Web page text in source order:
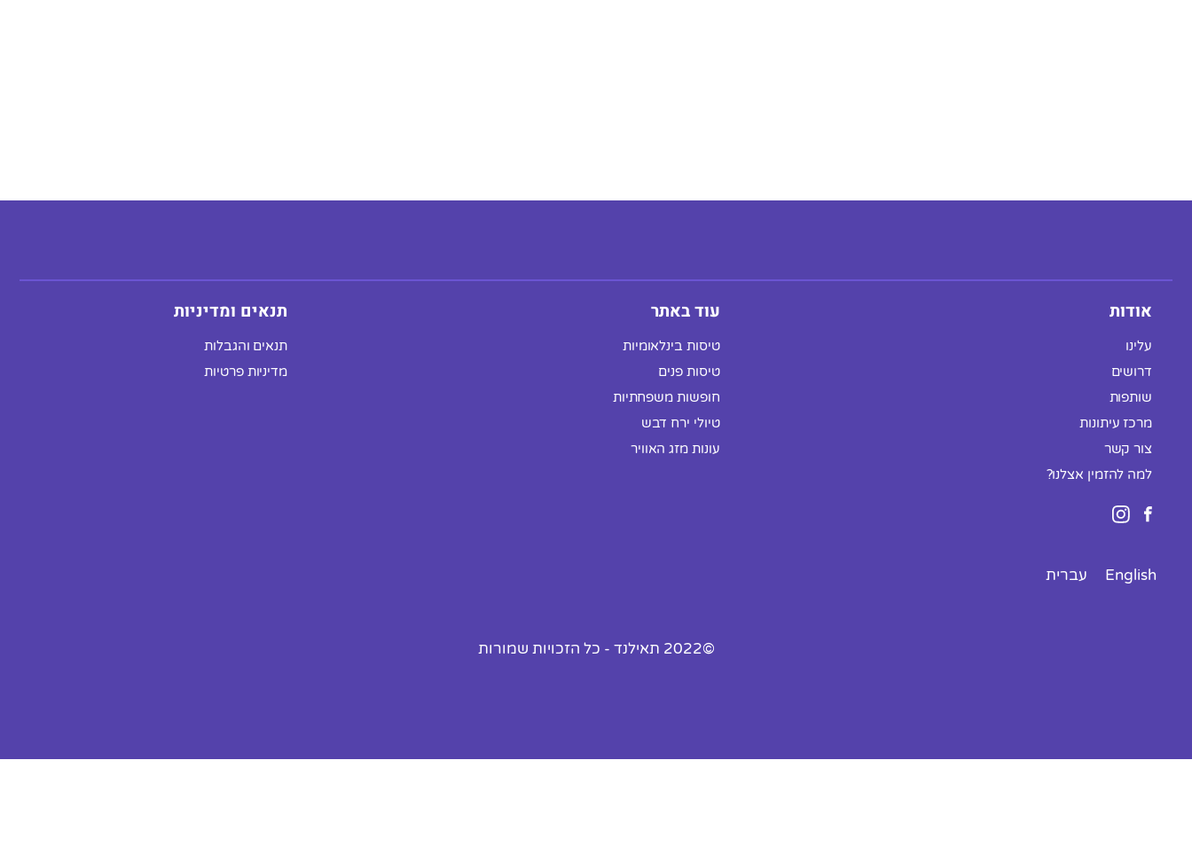
אודות
עלינו
דרושים
שותפות
מרכז עיתונות
צור קשר
למה להזמין אצלנו?
עוד באתר
טיסות בינלאומיות
טיסות פנים
חופשות משפחתיות
טיולי ירח דבש
עונות מזג האוויר
תנאים ומדיניות
תנאים והגבלות
מדיניות פרטיות
English עברית
©2022 תאילנד - כל הזכויות שמורות